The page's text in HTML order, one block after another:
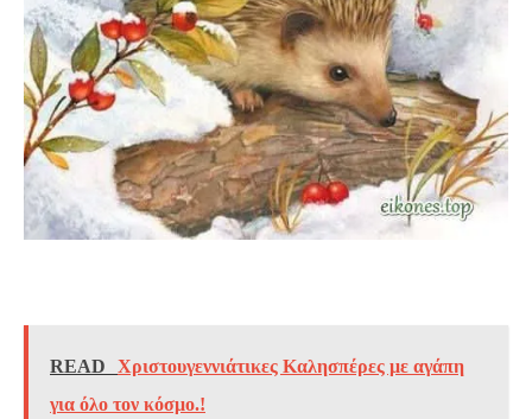
READ
Χριστουγεννιάτικες Καλησπέρες με αγάπη
για όλο τον κόσμο.!